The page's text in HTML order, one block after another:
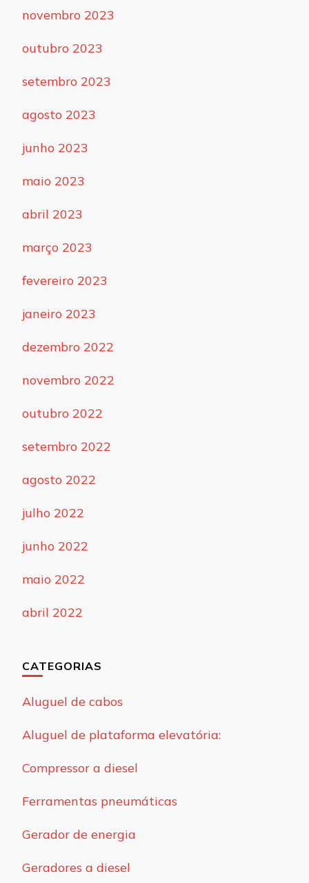
novembro 2023
outubro 2023
setembro 2023
agosto 2023
junho 2023
maio 2023
abril 2023
março 2023
fevereiro 2023
janeiro 2023
dezembro 2022
novembro 2022
outubro 2022
setembro 2022
agosto 2022
julho 2022
junho 2022
maio 2022
abril 2022
CATEGORIAS
Aluguel de cabos
Aluguel de plataforma elevatória:
Compressor a diesel
Ferramentas pneumáticas
Gerador de energia
Geradores a diesel